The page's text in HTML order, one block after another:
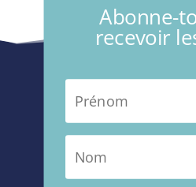
Abonne-
recevoir